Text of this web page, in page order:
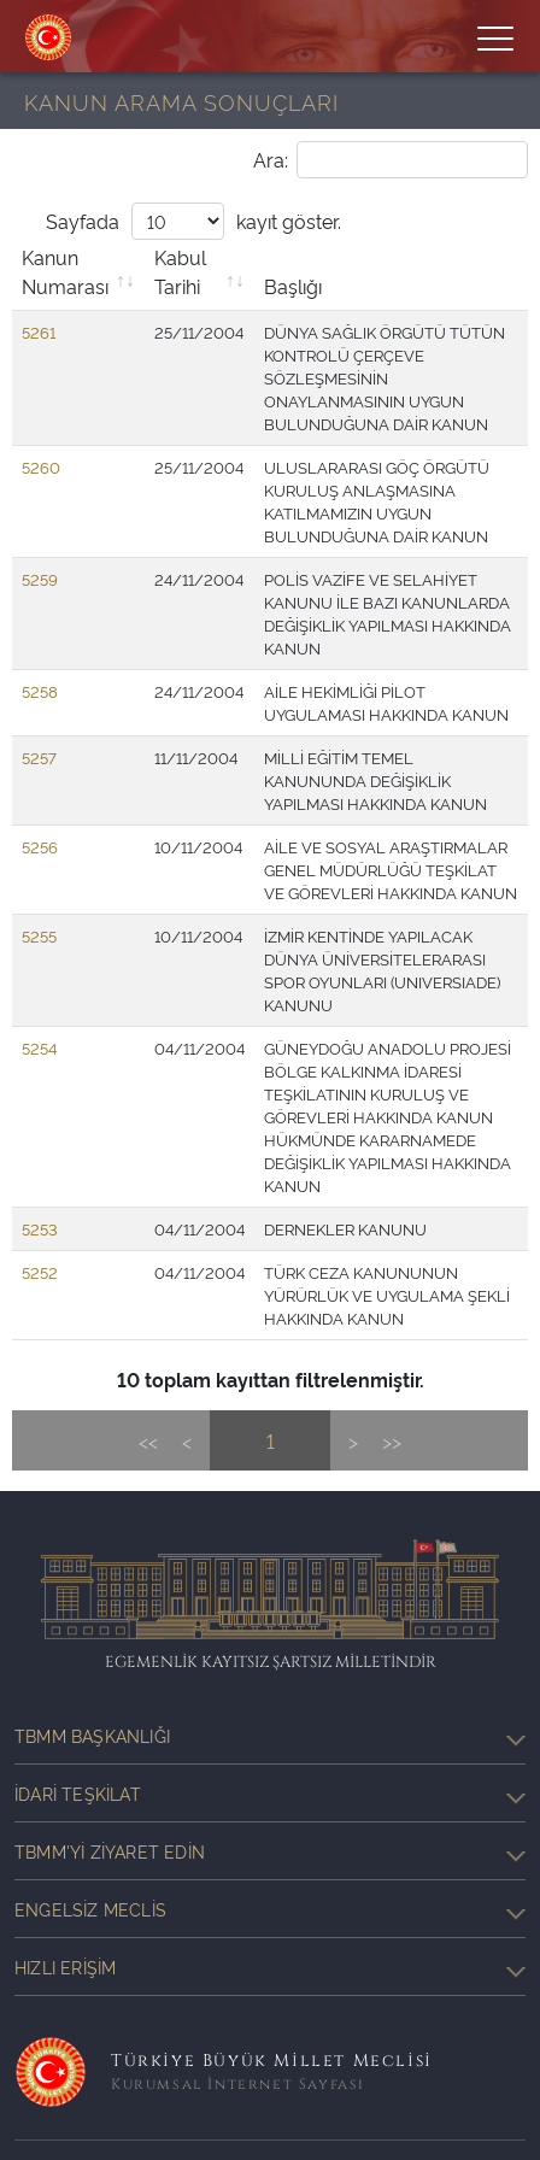
KANUN ARAMA SONUÇLARI
Ara:
Sayfada
kayıt göster.
Kanun
Numarası
Kabul
Tarihi
Başlığı
5261 25/11/2004
DÜNYA SAĞLIK ÖRGÜTÜ TÜTÜN
KONTROLÜ ÇERÇEVE
SÖZLEŞMESİNİN
ONAYLANMASININ UYGUN
BULUNDUĞUNA DAİR KANUN
5260
25/11/2004
ULUSLARARASI GÖÇ ÖRGÜTÜ
KURULUŞ ANLAŞMASINA
KATILMAMIZIN UYGUN
BULUNDUĞUNA DAİR KANUN
5259
24/11/2004
POLİS VAZİFE VE SELAHİYET
KANUNU İLE BAZI KANUNLARDA
DEĞİŞİKLİK YAPILMASI HAKKINDA
KANUN
5258
24/11/2004
AİLE HEKİMLİĞİ PİLOT
UYGULAMASI HAKKINDA KANUN
5257
11/11/2004
MİLLİ EĞİTİM TEMEL
KANUNUNDA DEĞİŞİKLİK
YAPILMASI HAKKINDA KANUN
5256
10/11/2004
AİLE VE SOSYAL ARAŞTIRMALAR
GENEL MÜDÜRLÜĞÜ TEŞKİLAT
VE GÖREVLERİ HAKKINDA KANUN
5255
10/11/2004
İZMİR KENTİNDE YAPILACAK
DÜNYA ÜNİVERSİTELERARASI
SPOR OYUNLARI (UNIVERSIADE)
KANUNU
5254
04/11/2004
GÜNEYDOĞU ANADOLU PROJESİ
BÖLGE KALKINMA İDARESİ
TEŞKİLATININ KURULUŞ VE
GÖREVLERİ HAKKINDA KANUN
HÜKMÜNDE KARARNAMEDE
DEĞİŞİKLİK YAPILMASI HAKKINDA
KANUN
5253
04/11/2004
DERNEKLER KANUNU
5252
04/11/2004
TÜRK CEZA KANUNUNUN
YÜRÜRLÜK VE UYGULAMA ŞEKLİ
HAKKINDA KANUN
10 toplam kayıttan filtrelenmiştir.
<< < 1 > >>
EGEMENLİK KAYITSIZ ŞARTSIZ MİLLETİNDİR
TBMM BAŞKANLIĞI
İDARI TEŞKILAT
TBMM'YI ZIYARET EDIN
ENGELSIZ MECLIS
HIZLI ERIŞIM
Türkiye Büyük Millet Meclisi
Kurumsal İnternet Sayfası